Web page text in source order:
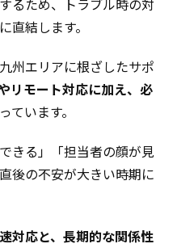
るため、トラブル時の対
直結します。
州エリアに根ざしたサポ
リモート対応に加え、必
ています。
きる」「担当者の顔が見
後の不安が大きい時期に
対応と、長期的な関係性